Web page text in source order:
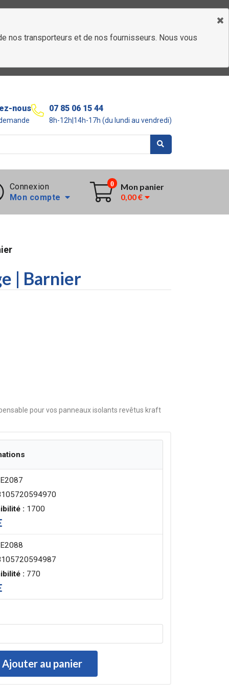
nos transporteurs et de nos fournisseurs. Nous vous
nous 07 85 06 15 44
8h-12h|14h-17h (du lundi au vendredi)
Connexion
Mon compte
0
Mon panier
0,00 €
| Barnier
pour vos panneaux isolants revêtus kraft
: 1700
: 770
Ajouter au panier